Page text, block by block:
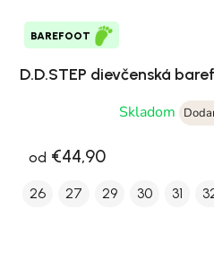
BAREFOOT
D.D.STEP dievčenská
Skladom
od €44,90
26 27 29 30 31